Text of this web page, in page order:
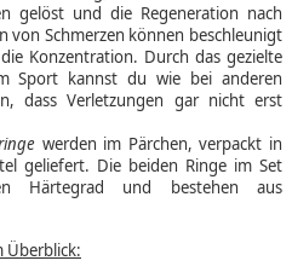
gelöst und die Regeneration nach
von Schmerzen können beschleunigt
Konzentration. Durch das gezielte
Sport kannst du wie bei anderen
dass Verletzungen gar nicht erst
werden im Pärchen, verpackt in
geliefert. Die beiden Ringe im Set
Härtegrad und bestehen aus
Überblick: